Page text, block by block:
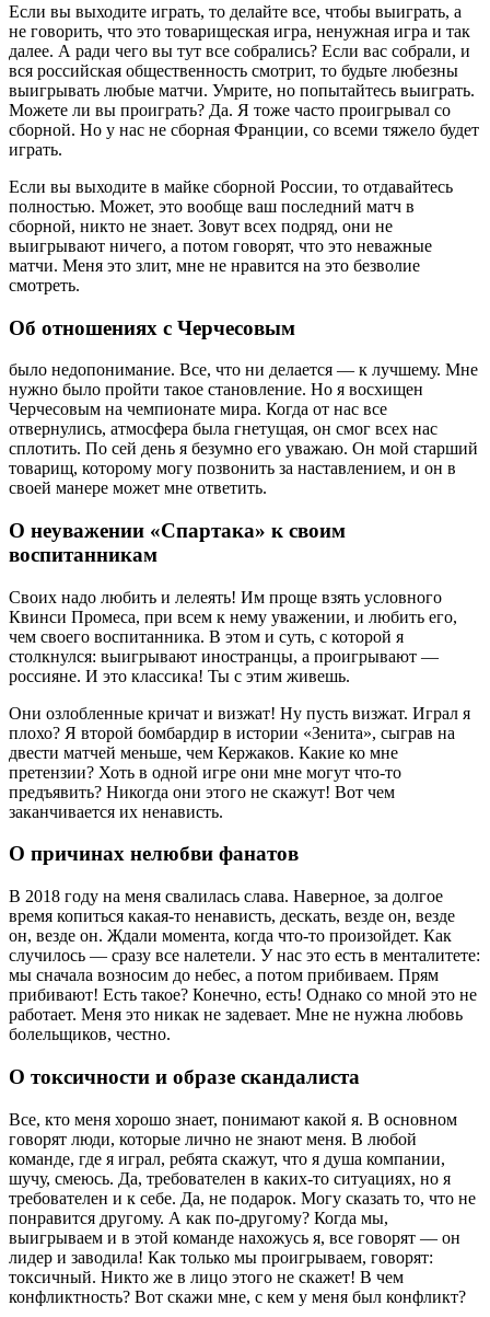
Если вы выходите играть, то делайте все, чтобы выиграть, а
не говорить, что это товарищеская игра, ненужная игра и так
далее. А ради чего вы тут все собрались? Если вас собрали, и
вся российская общественность смотрит, то будьте любезны
выигрывать любые матчи. Умрите, но попытайтесь выиграть.
Можете ли вы проиграть? Да. Я тоже часто проигрывал со
сборной. Но у нас не сборная Франции, со всеми тяжело будет
играть.
Если вы выходите в майке сборной России, то отдавайтесь
полностью. Может, это вообще ваш последний матч в
сборной, никто не знает. Зовут всех подряд, они не
выигрывают ничего, а потом говорят, что это неважные
матчи. Меня это злит, мне не нравится на это безволие
смотреть.
Об отношениях с Черчесовым
было недопонимание. Все, что ни делается — к лучшему. Мне
нужно было пройти такое становление. Но я восхищен
Черчесовым на чемпионате мира. Когда от нас все
отвернулись, атмосфера была гнетущая, он смог всех нас
сплотить. По сей день я безумно его уважаю. Он мой старший
товарищ, которому могу позвонить за наставлением, и он в
своей манере может мне ответить.
О неуважении «Спартака» к своим
воспитанникам
Своих надо любить и лелеять! Им проще взять условного
Квинси Промеса, при всем к нему уважении, и любить его,
чем своего воспитанника. В этом и суть, с которой я
столкнулся: выигрывают иностранцы, а проигрывают —
россияне. И это классика! Ты с этим живешь.
Они озлобленные кричат и визжат! Ну пусть визжат. Играл я
плохо? Я второй бомбардир в истории «Зенита», сыграв на
двести матчей меньше, чем Кержаков. Какие ко мне
претензии? Хоть в одной игре они мне могут что-то
предъявить? Никогда они этого не скажут! Вот чем
заканчивается их ненависть.
О причинах нелюбви фанатов
В 2018 году на меня свалилась слава. Наверное, за долгое
время копиться какая-то ненависть, дескать, везде он, везде
он, везде он. Ждали момента, когда что-то произойдет. Как
случилось — сразу все налетели. У нас это есть в менталитете:
мы сначала возносим до небес, а потом прибиваем. Прям
прибивают! Есть такое? Конечно, есть! Однако со мной это не
работает. Меня это никак не задевает. Мне не нужна любовь
болельщиков, честно.
О токсичности и образе скандалиста
Все, кто меня хорошо знает, понимают какой я. В основном
говорят люди, которые лично не знают меня. В любой
команде, где я играл, ребята скажут, что я душа компании,
шучу, смеюсь. Да, требователен в каких-то ситуациях, но я
требователен и к себе. Да, не подарок. Могу сказать то, что не
понравится другому. А как по-другому? Когда мы,
выигрываем и в этой команде нахожусь я, все говорят — он
лидер и заводила! Как только мы проигрываем, говорят:
токсичный. Никто же в лицо этого не скажет! В чем
конфликтность? Вот скажи мне, с кем у меня был конфликт?